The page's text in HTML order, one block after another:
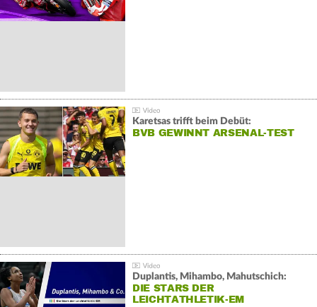
Karetsas trifft beim Debüt:
BVB GEWINNT ARSENAL-TEST
Duplantis, Mihambo, Mahutschich:
DIE STARS DER
LEICHTATHLETIK-EM